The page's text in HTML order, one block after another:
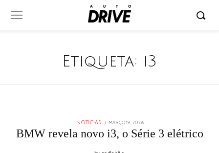
Etiqueta: i3
NOTICIAS
POSTED
ON
MARÇO 19, 2026
19,
2026
BMW revela novo i3, o Série 3 elétrico